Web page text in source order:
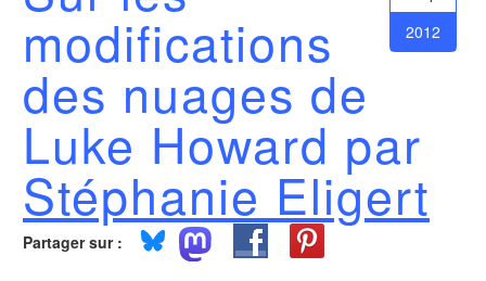
2012
modifications
des nuages de
Luke Howard par
Stéphanie Eligert
Partager sur :